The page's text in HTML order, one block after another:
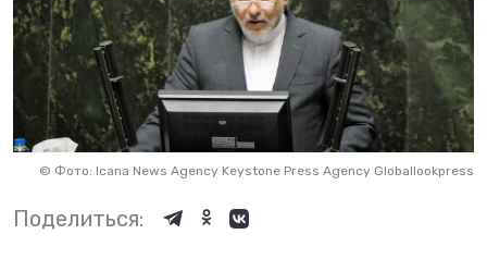
© Фото: Icana News Agency Keystone Press Agency Globallookpress
Поделиться: